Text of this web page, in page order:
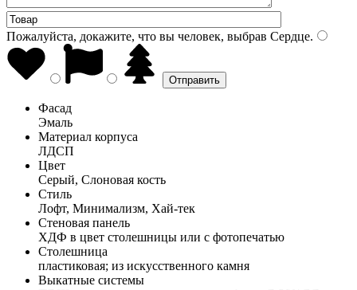
Пожалуйста, докажите, что вы человек, выбрав Сердце.
Фасад
Эмаль
Материал корпуса
ЛДСП
Цвет
Серый, Слоновая кость
Стиль
Лофт, Минимализм, Хай-тек
Стеновая панель
ХДФ в цвет столешницы или с фотопечатью
Столешница
пластиковая; из искусственного камня
Выкатные системы